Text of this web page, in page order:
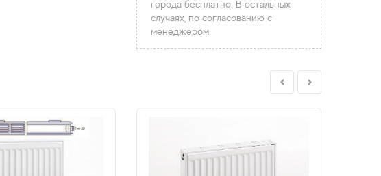
города бесплатно. В остальных
случаях, по согласованию с
менеджером.